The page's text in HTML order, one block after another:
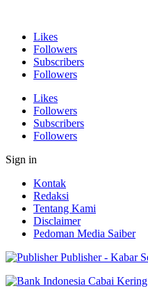
Likes
Followers
Subscribers
Followers
Likes
Followers
Subscribers
Followers
Sign in
Kontak
Redaksi
Tentang Kami
Disclaimer
Pedoman Media Saiber
Publisher - Kabar